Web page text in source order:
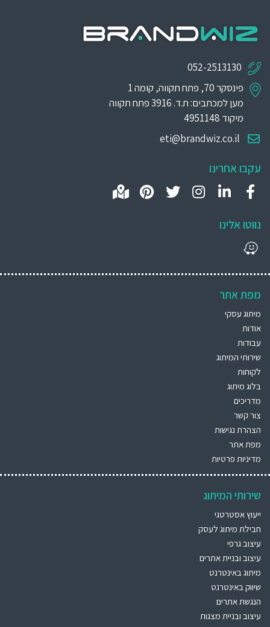
052-2513130
פינסקר 70, פתח תקווה, קומה 1
מען למכתבים: ת.ד. 3916 פתח תקווה
מיקוד 4951148
eti@brandwiz.co.il
עקבו אחרינו
נווטו אלינו
מפת אתר
מיתוג עסקי
אודות
עבודות
שירותי המיתוג
לקוחות
בלוג מיתוג
מדריכים
צור קשר
הצהרת נגישות
מפת אתר
מדיניות פרטיות
שירותי המיתוג
ייעוץ אסטרטגי
חבילת מיתוג לעסק
עיצוב גרפי
עיצוב ובניית אתרים
מיתוג באינטרנט
שיווק באינטרנט
הנגשת אתרים
עיצוב ובניית מצגות